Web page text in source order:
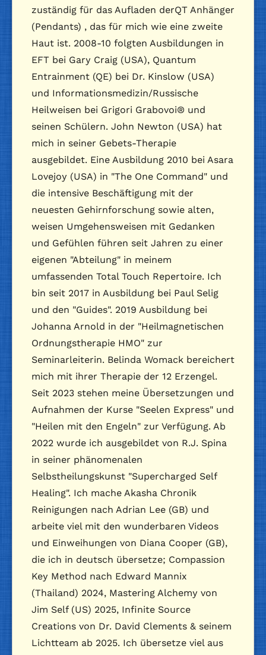
zuständig für das Aufladen derQT Anhänger
(Pendants) , das für mich wie eine zweite
Haut ist. 2008-10 folgten Ausbildungen in
EFT bei Gary Craig (USA), Quantum
Entrainment (QE) bei Dr. Kinslow (USA)
und Informationsmedizin/Russische
Heilweisen bei Grigori Grabovoi® und
seinen Schülern. John Newton (USA) hat
mich in seiner Gebets-Therapie
ausgebildet. Eine Ausbildung 2010 bei Asara
Lovejoy (USA) in "The One Command" und
die intensive Beschäftigung mit der
neuesten Gehirnforschung sowie alten,
weisen Umgehensweisen mit Gedanken
und Gefühlen führen seit Jahren zu einer
eigenen "Abteilung" in meinem
umfassenden Total Touch Repertoire. Ich
bin seit 2017 in Ausbildung bei Paul Selig
und den "Guides". 2019 Ausbildung bei
Johanna Arnold in der "Heilmagnetischen
Ordnungstherapie HMO" zur
Seminarleiterin. Belinda Womack bereichert
mich mit ihrer Therapie der 12 Erzengel.
Seit 2023 stehen meine Übersetzungen und
Aufnahmen der Kurse "Seelen Express" und
"Heilen mit den Engeln" zur Verfügung. Ab
2022 wurde ich ausgebildet von R.J. Spina
in seiner phänomenalen
Selbstheilungskunst "Supercharged Self
Healing". Ich mache Akasha Chronik
Reinigungen nach Adrian Lee (GB) und
arbeite viel mit den wunderbaren Videos
und Einweihungen von Diana Cooper (GB),
die ich in deutsch übersetze; Compassion
Key Method nach Edward Mannix
(Thailand) 2024, Mastering Alchemy von
Jim Self (US) 2025, Infinite Source
Creations von Dr. David Clements & seinem
Lichtteam ab 2025. Ich übersetze viel aus